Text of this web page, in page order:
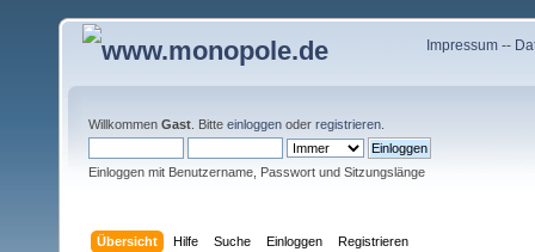
Impressum--
Willkommen Gast . Bitte einloggen oder registrieren
Einloggen mit Benutzername, Passwort und Sitzungslänge
Übersicht Hilfe Suche Einloggen Registrieren